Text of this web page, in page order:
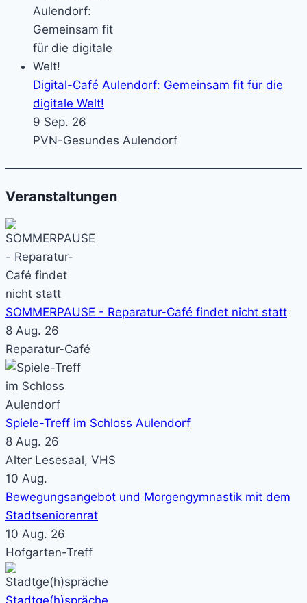
Digital-Café Aulendorf: Gemeinsam fit für die
digitale Welt!
9 Sep. 26
PVN-Gesundes Aulendorf
Veranstaltungen
SOMMERPAUSE - Reparatur-Café findet nicht statt
8 Aug. 26
Reparatur-Café
Spiele-Treff im Schloss Aulendorf
8 Aug. 26
Alter Lesesaal, VHS
10 Aug.
Bewegungsangebot und Morgengymnastik mit dem
Stadtseniorenrat
10 Aug. 26
Hofgarten-Treff
Stadtge(h)spräche